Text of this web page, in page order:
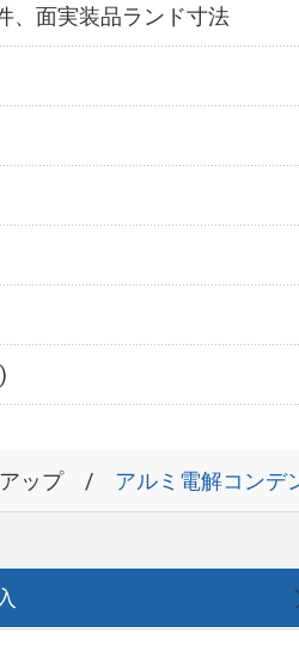
、面実装品ランド寸法
ップ アルミ電解コンデ